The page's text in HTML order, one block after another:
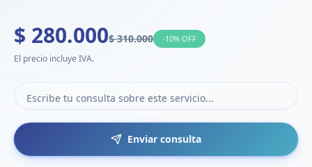
$ 280.000$ 310.000 -10% OFF
El precio incluye IVA.
Enviar consulta